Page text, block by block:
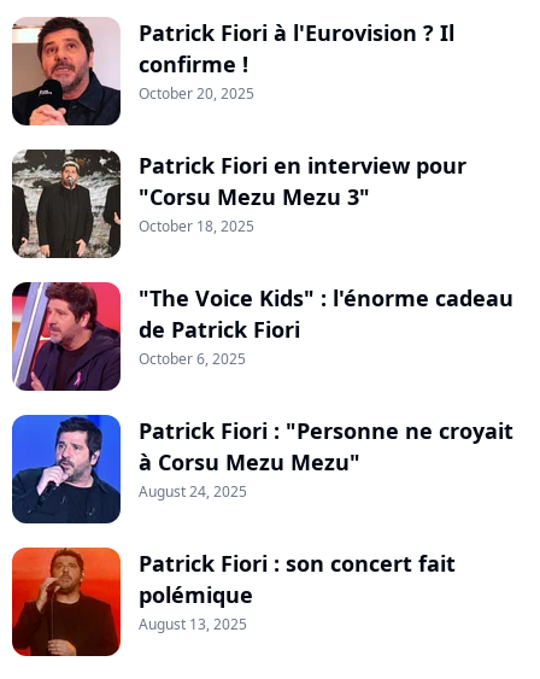
Patrick Fiori à l'Eurovision ? Il
confirme !
October 20, 2025
Patrick Fiori en interview pour
"Corsu Mezu Mezu 3"
October 18, 2025
"The Voice Kids" : l'énorme cadeau
de Patrick Fiori
October 6, 2025
Patrick Fiori : "Personne ne croyait
à Corsu Mezu Mezu"
August 24, 2025
Patrick Fiori : son concert fait
polémique
August 13, 2025